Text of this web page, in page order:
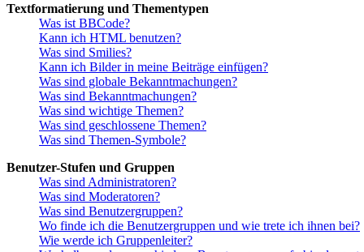
Textformatierung und Thementypen
Was ist BBCode?
Kann ich HTML benutzen?
Was sind Smilies?
Kann ich Bilder in meine Beiträge einfügen?
Was sind globale Bekanntmachungen?
Was sind Bekanntmachungen?
Was sind wichtige Themen?
Was sind geschlossene Themen?
Was sind Themen-Symbole?
Benutzer-Stufen und Gruppen
Was sind Administratoren?
Was sind Moderatoren?
Was sind Benutzergruppen?
Wo finde ich die Benutzergruppen und wie trete ich ihnen bei?
Wie werde ich Gruppenleiter?